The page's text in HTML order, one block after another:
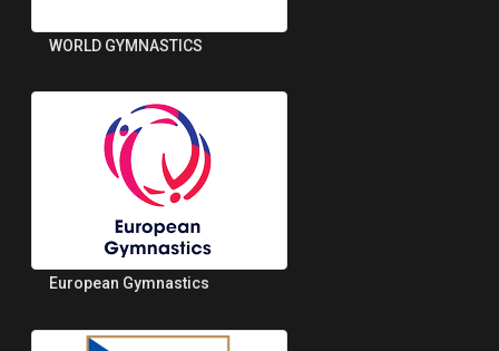
WORLD GYMNASTICS
European Gymnastics